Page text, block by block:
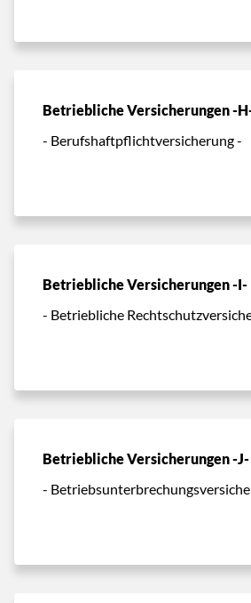
Betriebliche Versicherungen -
- Berufshaftpflichtversicherung -
Betriebliche Versicherungen -I-
- Betriebliche
Betriebliche Versicherungen -J-
-